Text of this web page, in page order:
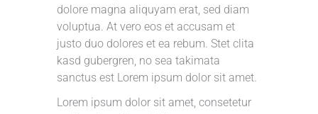
dolore magna aliquyam erat, sed diam
voluptua. At vero eos et accusam et
justo duo dolores et ea rebum. Stet clita
kasd gubergren, no sea takimata
sanctus est Lorem ipsum dolor sit amet.
Lorem ipsum dolor sit amet, consetetur